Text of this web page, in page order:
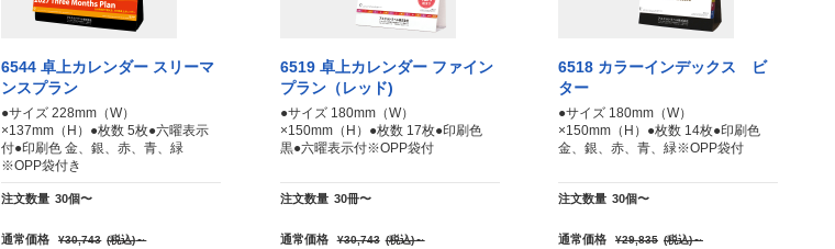
6544 卓上カレンダー スリーマ
ンスプラン
●サイズ 228mm（W）
×137mm（H）●枚数 5枚●六曜表示
付●印刷色 金、銀、赤、青、緑
※OPP袋付き
注文数量 30個〜
通常価格 ¥30,743 (税込)～
6519 卓上カレンダー ファイン
プラン（レッド)
●サイズ 180mm（W）
×150mm（H）●枚数 17枚●印刷色
黒●六曜表示付※OPP袋付
注文数量 30冊〜
通常価格 ¥30,743 (税込)～
6518 カラーインデックス ビ
ター
●サイズ 180mm（W）
×150mm（H）●枚数 14枚●印刷色
金、銀、赤、青、緑※OPP袋付
注文数量 30個〜
通常価格 ¥29,835 (税込)～